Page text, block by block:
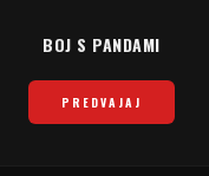
BOJ S PANDAMI
PREDVAJAJ